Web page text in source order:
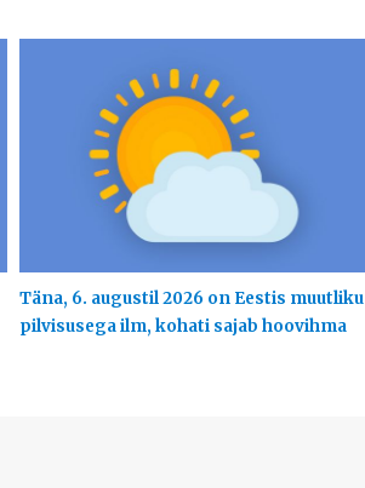
Täna, 6. augustil 2026 on Eestis muutliku
pilvisusega ilm, kohati sajab hoovihma